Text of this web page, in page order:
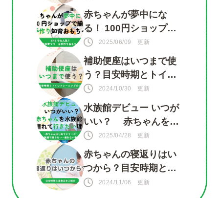
マも安心
赤ちゃんが夢中にな
る！ 100円ショップで
揃う 手づくり知育おも
ちゃ
2025/06/09 更新
補助便座はいつまで使
う？目安時期とトイレ
トレーニングのコツ
2024/10/30 更新
水族館デビュー いつが
いい？ 赤ちゃんを水
族館に連れて行きたい
理由がいっぱい！
2025/04/28 更新
赤ちゃんの寝返りはい
つから？目安時期と注
意点をご紹介
2024/11/06 更新